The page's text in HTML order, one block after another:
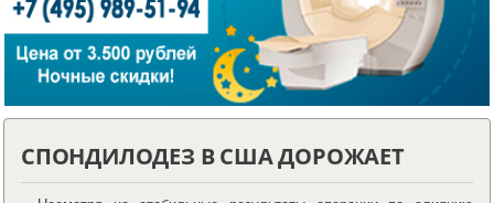
СПОНДИЛОДЕЗ В США ДОРОЖАЕТ